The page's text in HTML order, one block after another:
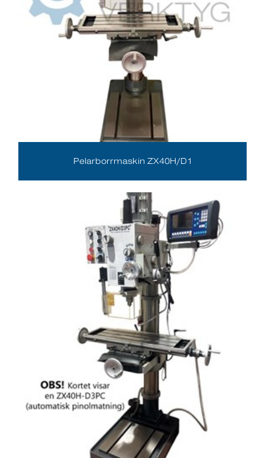
Pelarborrmaskin ZX40H/D1